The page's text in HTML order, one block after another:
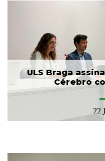
ULS Braga
Cérebro
22